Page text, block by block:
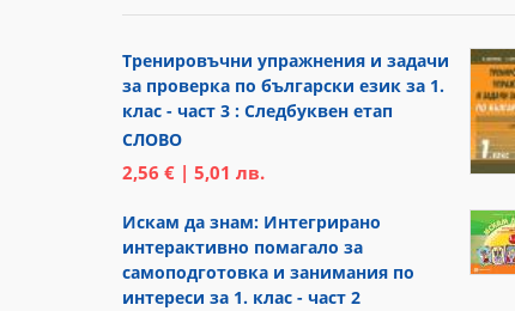
Тренировъчни упражнения и задачи
за проверка по български език за 1.
клас - част 3 : Следбуквен етап
СЛОВО
2,56 € | 5,01 лв.
Искам да знам: Интегрирано
интерактивно помагало за
самоподготовка и занимания по
интереси за 1. клас - част 2